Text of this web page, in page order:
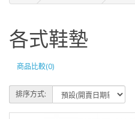
各式鞋墊
商品比較(0)
排序方式: